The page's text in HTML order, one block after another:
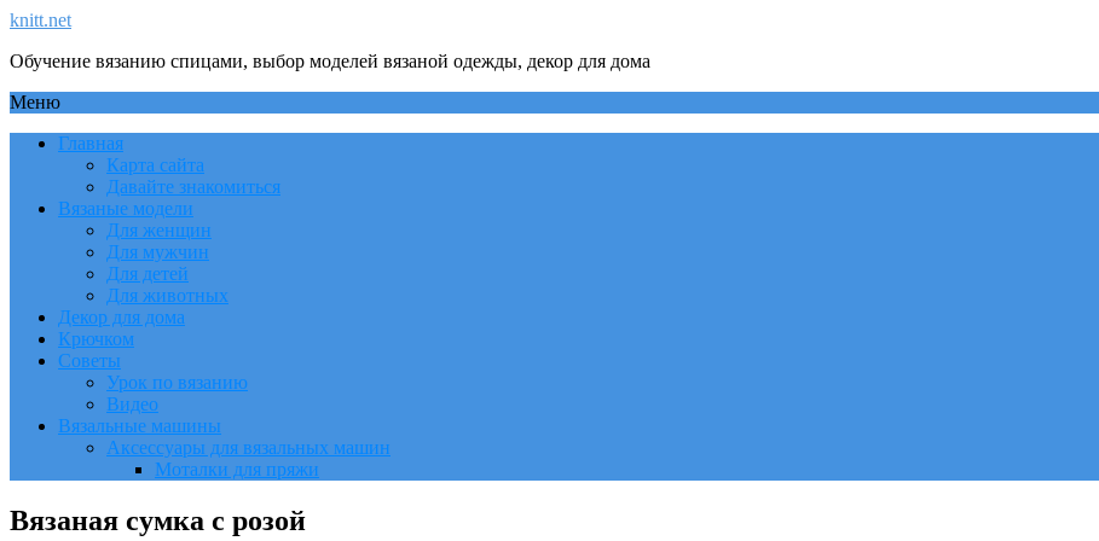
knitt.net
Обучение вязанию спицами, выбор моделей вязаной одежды, декор для дома
Меню
Главная
Карта сайта
Давайте знакомиться
Вязаные модели
Для женщин
Для мужчин
Для детей
Для животных
Декор для дома
Крючком
Советы
Урок по вязанию
Видео
Вязальные машины
Аксессуары для вязальных машин
Моталки для пряжи
Вязаная сумка с розой